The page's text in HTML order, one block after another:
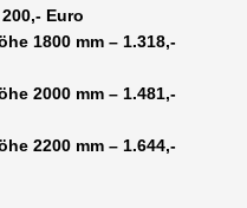
Euro
1800 mm – 1.318,-
2000 mm – 1.481,-
2200 mm – 1.644,-